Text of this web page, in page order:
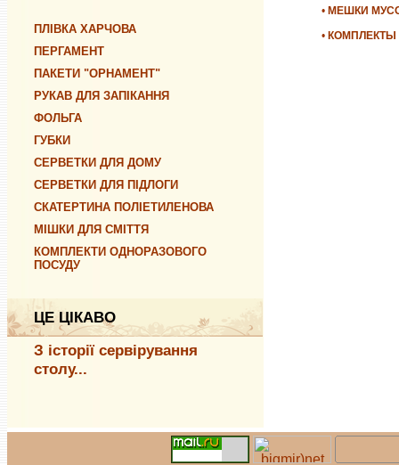
ПЛІВКА ХАРЧОВА
ПЕРГАМЕНТ
ПАКЕТИ "ОРНАМЕНТ"
РУКАВ ДЛЯ ЗАПІКАННЯ
ФОЛЬГА
ГУБКИ
СЕРВЕТКИ ДЛЯ ДОМУ
СЕРВЕТКИ ДЛЯ ПІДЛОГИ
СКАТЕРТИНА ПОЛІЕТИЛЕНОВА
МІШКИ ДЛЯ СМІТТЯ
КОМПЛЕКТИ ОДНОРАЗОВОГО
ПОСУДУ
ЦЕ ЦІКАВО
З історії сервірування
столу...
• МЕШКИ
•